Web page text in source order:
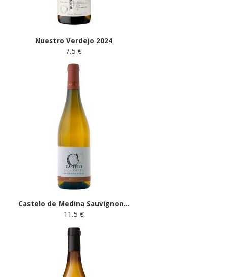
Nuestro Verdejo 2024
7.5 €
Castelo de Medina Sauvignon...
11.5 €